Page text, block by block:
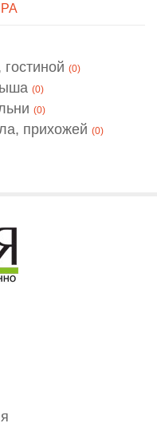
(0)
(0)
(0)
прихожей (0)